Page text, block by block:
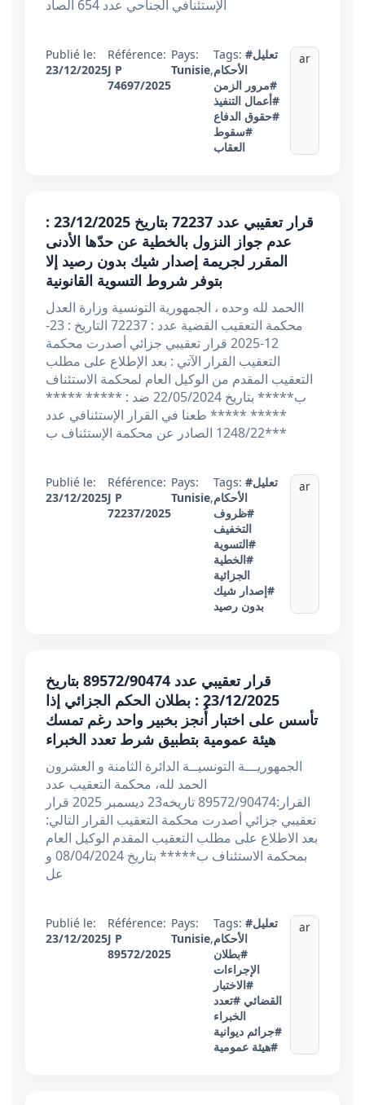
الإستئنافي الجناحي عدد 654 الصاد
Publié le:
23/12/2025
Référence:
J P
74697/2025
Pays:
Tunisie,
Tags: #تعليل
الأحكام
#مرور الزمن
#أعمال التنفيذ
#حقوق الدفاع
#سقوط
العقاب
ar
قرار تعقيبي عدد 72237 بتاريخ 23/12/2025 :
عدم جواز النزول بالخطية عن حدّها الأدنى
المقرر لجريمة إصدار شيك بدون رصيد إلا
بتوفر شروط التسوية القانونية
االحمد لله وحده ، الجمهورية التونسية وزارة العدل
محكمة التعقيب القضية عدد : 72237 التاريخ : 23-
12-2025 قرار تعقيبي جزائي أصدرت محكمة
التعقيب القرار الآتي : بعد الإطلاع على مطلب
التعقيب المقدم من الوكيل العام لمحكمة الاستئناف
ب***** بتاريخ 22/05/2024 ضد : ***** *****
***** ***** طعنا في القرار الإستئنافي عدد
1248/22 الصادر عن محكمة الإستئناف ب***
Publié le:
23/12/2025
Référence:
J P
72237/2025
Pays:
Tunisie,
Tags: #تعليل
الأحكام
#ظروف
التخفيف
#التسوية
#الخطية
الجزائية
#إصدار شيك
بدون رصيد
ar
قرار تعقيبي عدد 89572/90474 بتاريخ
23/12/2025 : بطلان الحكم الجزائي إذا
تأسس على اختبار أُنجز بخبير واحد رغم تمسك
هيئة عمومية بتطبيق شرط تعدد الخبراء
الجمهوريـــة التونسيــة الدائرة الثامنة و العشرون
الحمد لله، محكمة التعقيب عدد
القرار:89572/90474 تاريخه23 ديسمبر 2025 قرار
تعقيبي جزائي أصدرت محكمة التعقيب القرار التالي:
بعد الاطلاع على مطلب التعقيب المقدم الوكيل العام
بمحكمة الاستئناف ب***** بتاريخ 08/04/2024 و
عل
Publié le:
23/12/2025
Référence:
J P
89572/2025
Pays:
Tunisie,
Tags: #تعليل
الأحكام
#بطلان
الإجراءات
#الاختبار
القضائي #تعدد
الخبراء
#جرائم ديوانية
#هيئة عمومية
ar